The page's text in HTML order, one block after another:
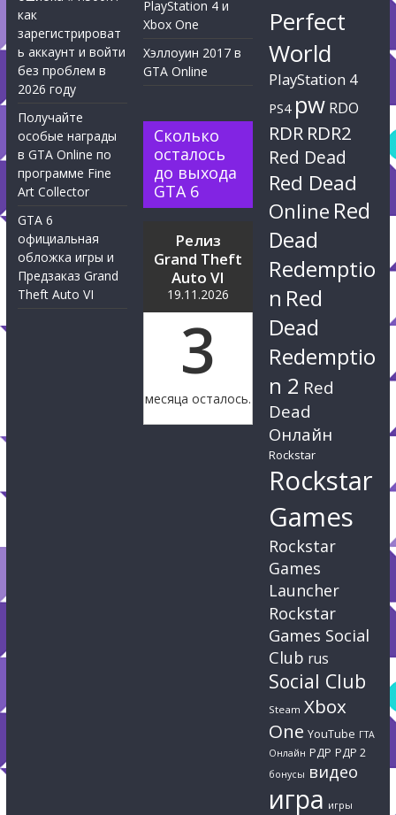
как
зарегистрироват
ь аккаунт и войти
без проблем в
2026 году
Получайте
особые награды
в GTA Online по
программе Fine
Art Collector
GTA 6
официальная
обложка игры и
Предзаказ Grand
Theft Auto VI
PlayStation 4 и
Xbox One
Хэллоуин 2017 в
GTA Online
Сколько
осталось
до выхода
GTA 6
Релиз
Grand Theft
Auto VI
19.11.2026
3
месяца осталось.
Perfect
World
PlayStation 4
PS4 pw RDO
RDR RDR2
Red Dead
Red Dead
Online Red
Dead
Redemptio
n Red
Dead
Redemptio
n 2 Red
Dead
Онлайн
Rockstar
Rockstar
Games
Rockstar
Games
Launcher
Rockstar
Games Social
Club rus
Social Club
Steam Xbox
One YouTube ГТА
Онлайн РДР РДР 2
бонусы видео
игра игры